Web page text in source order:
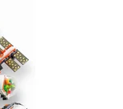
pro